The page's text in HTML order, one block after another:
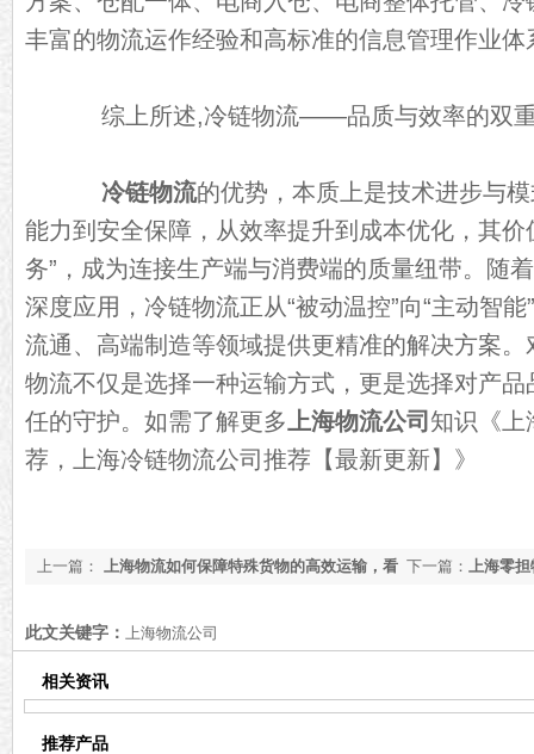
丰富的物流运作经验和高标准的信息管理作业体
综上所述,冷链物流——品质与效率的双
冷链物流的优势，本质上是技术进步与
能力到安全保障，从效率提升到成本优化，其价
务”，成为连接生产端与消费端的质量纽带。随
深度应用，冷链物流正从“被动温控”向“主动智
流通、高端制造等领域提供更精准的解决方案
物流不仅是选择一种运输方式，更是选择对产
任的守护。如需了解更多上海物流公司 知识《
荐，上海冷链物流公司推荐【最新更新】 》
下一篇： 上海零
上一篇： 上海物流如何保障特殊货物的高效运输，看
此文关键字： 上海物流公司
相关资讯
推荐产品